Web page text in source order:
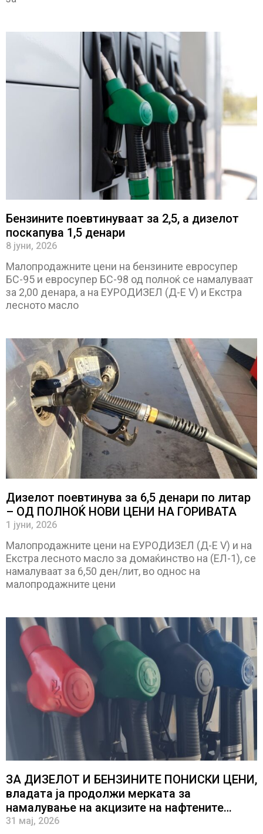
Бензините поевтинуваат за 2,5, а дизелот
поскапува 1,5 денари
8 јуни, 2026
Малопродажните цени на бензините евросупер
БС-95 и евросупер БС-98 од полноќ се намалуваат
за 2,00 денара, а на ЕУРОДИЗЕЛ (Д-Е V) и Екстра
лесното масло
Дизелот поевтинува за 6,5 денари по литар
– ОД ПОЛНОЌ НОВИ ЦЕНИ НА ГОРИВАТА
1 јуни, 2026
Малопродажните цени на ЕУРОДИЗЕЛ (Д-Е V) и на
Екстра лесното масло за домаќинство на (ЕЛ-1), се
намалуваат за 6,50 ден/лит, во однос на
малопродажните цени
ЗА ДИЗЕЛОТ И БЕНЗИНИТЕ ПОНИСКИ ЦЕНИ,
владата ја продолжи мерката за
намалување на акцизите на нафтените
деривати
31 мај, 2026